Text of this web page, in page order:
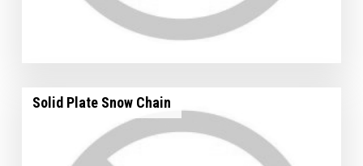
Solid Plate Snow Chain